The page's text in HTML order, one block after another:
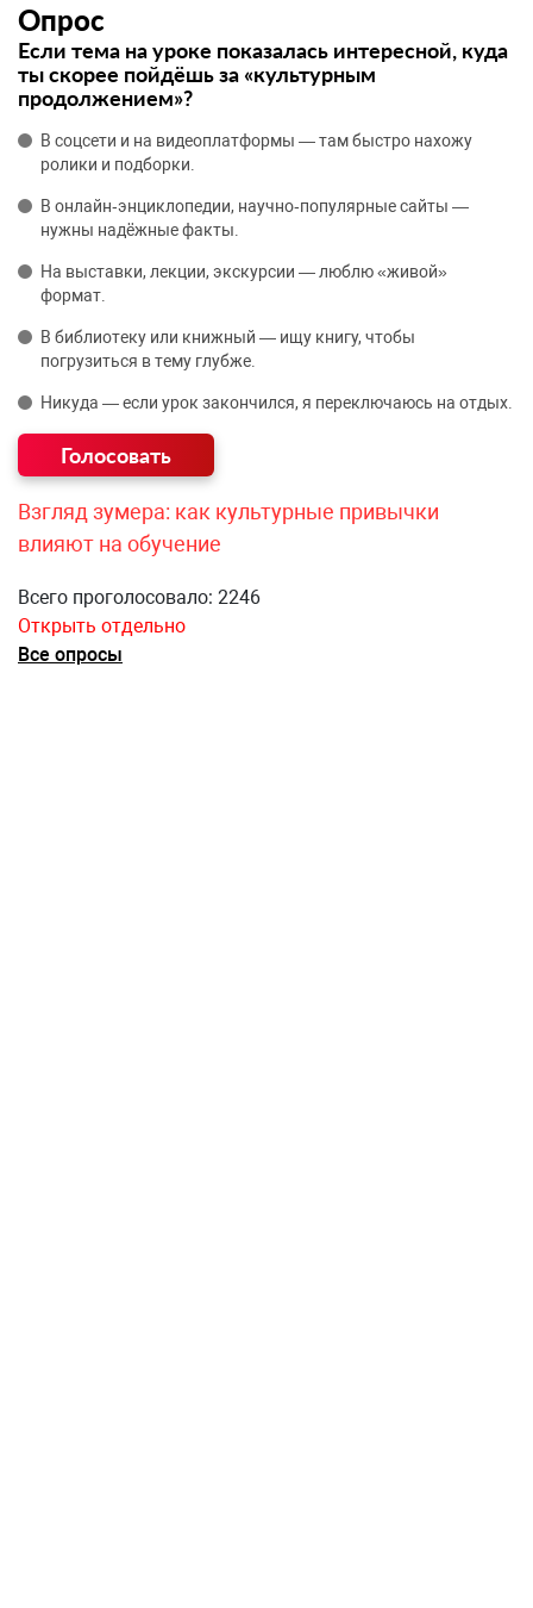
Опрос
Если тема на уроке показалась интересной, куда
ты скорее пойдёшь за «культурным
продолжением»?
В соцсети и на видеоплатформы — там быстро нахожу
ролики и подборки.
В онлайн‑энциклопедии, научно‑популярные сайты —
нужны надёжные факты.
На выставки, лекции, экскурсии — люблю «живой»
формат.
В библиотеку или книжный — ищу книгу, чтобы
погрузиться в тему глубже.
Никуда — если урок закончился, я переключаюсь на отдых.
Взгляд зумера: как культурные привычки
влияют на обучение
Всего проголосовало: 2246
Открыть отдельно
Все опросы